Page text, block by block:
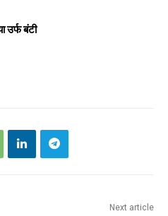
उर्फ बंटी
Next article